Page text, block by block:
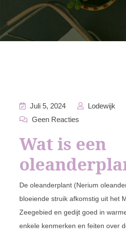
Juli 5, 2024
Lodewijk
Geen Reacties
Wat is een
De oleanderplant (Nerium
bloeiende struik afkomstig uit het
Zeegebied en gedijt goed in
enkele kenmerken en feiten over